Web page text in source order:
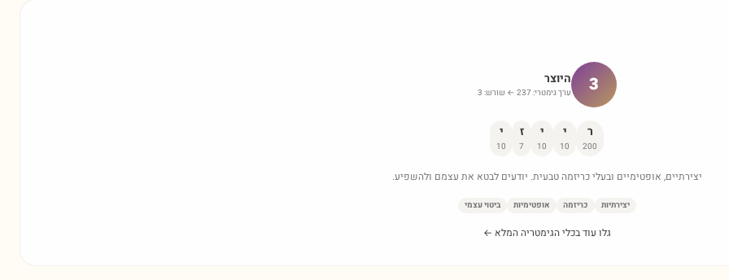
3 היוצר
ערך גימטרי: 237 ← שורש: 3
ר
200
י
10
י
10
ז
7
י
10
יצירתיים, אופטימיים ובעלי כריזמה טבעית. יודעים לבטא את עצמם ולהשפיע.
יצירתיות כריזמה אופטימיות ביטוי עצמי
גלו עוד בכלי הגימטריה המלא ←